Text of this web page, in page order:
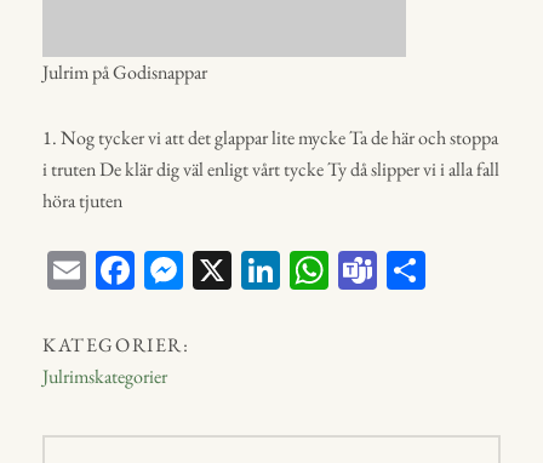
Julrim på Godisnappar
1. Nog tycker vi att det glappar lite mycke Ta de här och stoppa
i truten De klär dig väl enligt vårt tycke Ty då slipper vi i alla fall
höra tjuten
E
ail
Fa
bo
ok
M
en
r
X Li W
p
Te
KATEGORIER:
Julrimskategorier